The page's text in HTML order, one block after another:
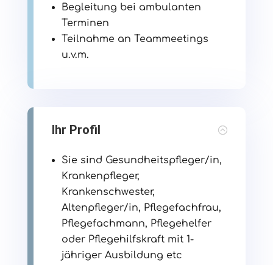
Begleitung bei ambulanten
Terminen
Teilnahme an Teammeetings
u.v.m.
Ihr Profil
Sie sind Gesundheitspfleger/in,
Krankenpfleger,
Krankenschwester,
Altenpfleger/in, Pflegefachfrau,
Pflegefachmann, Pflegehelfer
oder Pflegehilfskraft mit 1-
jähriger Ausbildung etc